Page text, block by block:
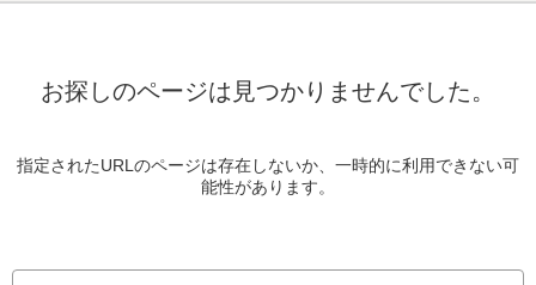
お探しのページは見つかりませんでした。
指定されたURLのページは存在しないか、一時的に利用できない可
能性があります。